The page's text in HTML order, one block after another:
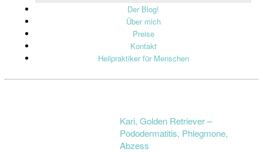
Der Blog!
Über mich
Preise
Kontakt
Heilpraktiker für Menschen
Kari, Golden Retriever –
Pododermatitis, Phlegmone,
Abzess